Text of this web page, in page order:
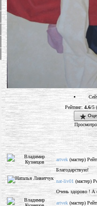
Рейтинг: 4.6/5
artvek (мастер)
Благодарствую!
nat-liv01 (мастер)
Очень здорово ! А
artvek (мастер)